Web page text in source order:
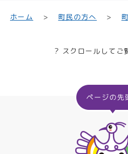
ホーム 町民の方へ
? スクロールしてご